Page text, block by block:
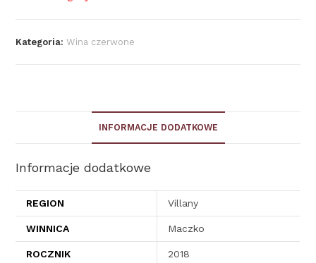
Kategoria:Wina czerwone
INFORMACJE DODATKOWE
Informacje dodatkowe
REGION Villany
WINNICA Maczko
ROCZNIK 2018